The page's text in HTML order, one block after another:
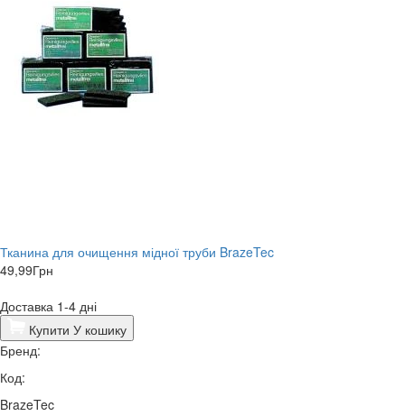
Тканина для очищення мідної труби BrazeTec
49,99Грн
Доставка 1-4 дні
Купити У кошику
Бренд:
Код:
BrazeTec